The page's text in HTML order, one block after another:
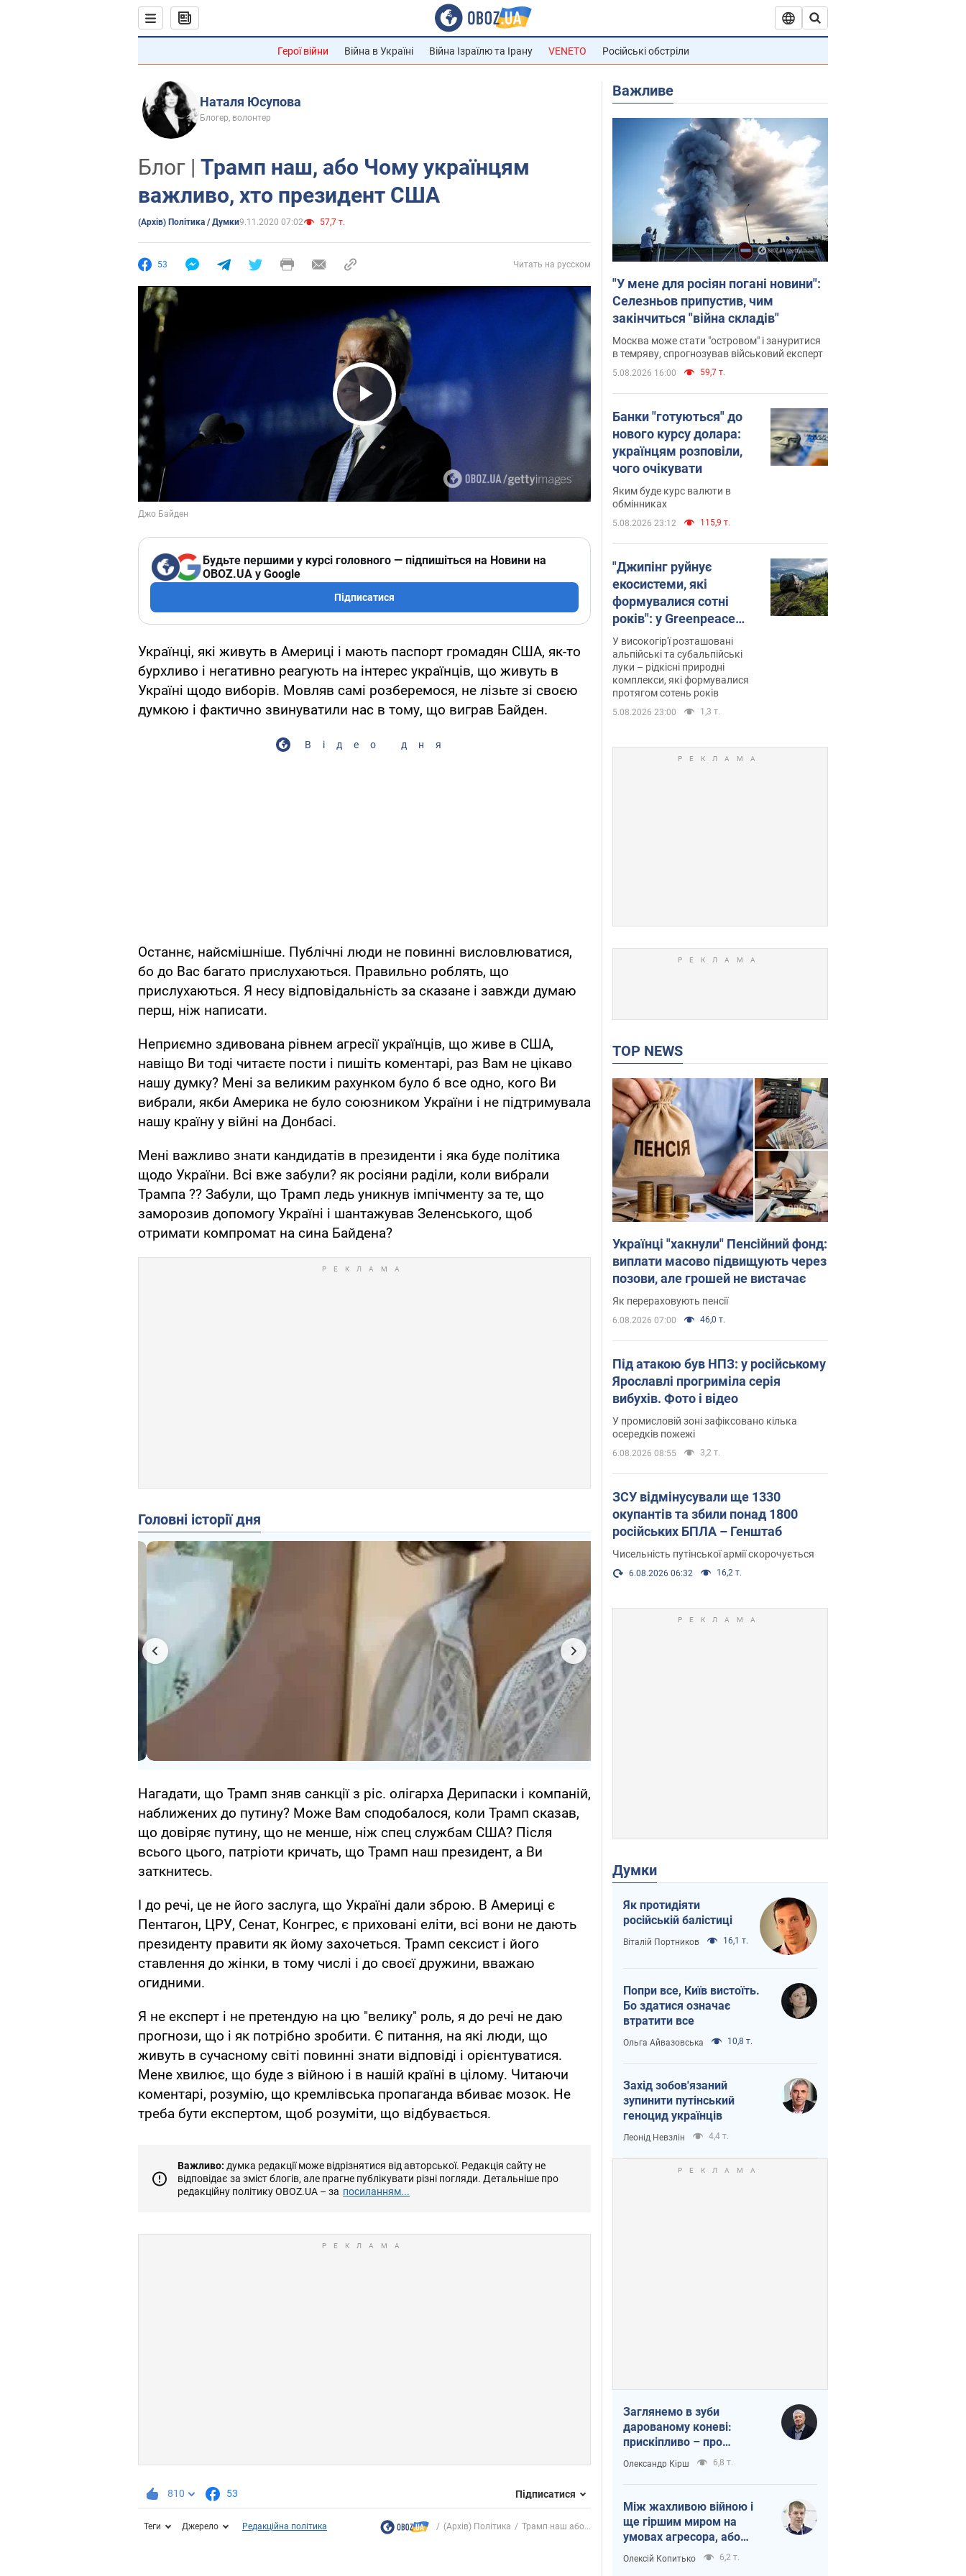
Герої війни Війна в Україні Війна Ізраїлю та Ірану VENETO Російські обстріли
Наталя Юсупова
Блогер, волонтер
Блог | Трамп наш, або Чому українцям
важливо, хто президент США
(Архів) Політика / Думки9.11.2020 07:02 57,7 т.
53 Читать на русском
Play Video
Будьте першими у курсі головного — підпишіться на Новини на
OBOZ.UA у Google
Підписатися
Українці, які живуть в Америці і мають паспорт громадян США, як-то
бурхливо і негативно реагують на інтерес українців, що живуть в
Україні щодо виборів. Мовляв самі розберемося, не лізьте зі своєю
думкою і фактично звинуватили нас в тому, що виграв Байден.
Відео дня
Останнє, найсмішніше. Публічні люди не повинні висловлюватися,
бо до Вас багато прислухаються. Правильно роблять, що
прислухаються. Я несу відповідальність за сказане і завжди думаю
перш, ніж написати.
Неприємно здивована рівнем агресії українців, що живе в США,
навіщо Ви тоді читаєте пости і пишіть коментарі, раз Вам не цікаво
нашу думку? Мені за великим рахунком було б все одно, кого Ви
вибрали, якби Америка не було союзником України і не підтримувала
нашу країну у війні на Донбасі.
Мені важливо знати кандидатів в президенти і яка буде політика
щодо України. Всі вже забули? як росіяни раділи, коли вибрали
Трампа ?? Забули, що Трамп ледь уникнув імпічменту за те, що
заморозив допомогу Україні і шантажував Зеленського, щоб
отримати компромат на сина Байдена?
Головні історії дня
Нагадати, що Трамп зняв санкції з ріс. олігарха Дерипаски і компаній,
наближених до путину? Може Вам сподобалося, коли Трамп сказав,
що довіряє путину, що не менше, ніж спец службам США? Після
всього цього, патріоти кричать, що Трамп наш президент, а Ви
заткнитесь.
І до речі, це не його заслуга, що Україні дали зброю. В Америці є
Пентагон, ЦРУ, Сенат, Конгрес, є приховані еліти, всі вони не дають
президенту правити як йому захочеться. Трамп сексист і його
ставлення до жінки, в тому числі і до своєї дружини, вважаю
огидними.
Я не експерт і не претендую на цю "велику" роль, я до речі не даю
прогнози, що і як потрібно зробити. Є питання, на які люди, що
живуть в сучасному світі повинні знати відповіді і орієнтуватися.
Мене хвилює, що буде з війною і в нашій країні в цілому. Читаючи
коментарі, розумію, що кремлівська пропаганда вбиває мозок. Не
треба бути експертом, щоб розуміти, що відбувається.
Важливо: думка редакції може відрізнятися від авторської. Редакція сайту не
відповідає за зміст блогів, але прагне публікувати різні погляди. Детальніше про
редакційну політику OBOZ.UA – за посиланням...
810 53 Підписатися
Теги Джерело Редакційна політика (Архів) Політика Трамп наш або...
Важливе
"У мене для росіян погані новини":
Селезньов припустив, чим
закінчиться "війна складів"
Москва може стати "островом" і зануритися
в темряву, спрогнозував військовий експерт
5.08.2026 16:00 59,7 т.
Банки "готуються" до
нового курсу долара:
українцям розповіли,
чого очікувати
Яким буде курс валюти в
обмінниках
5.08.2026 23:12 115,9 т.
"Джипінг руйнує
екосистеми, які
формувалися сотні
років": у Greenpeace
забили на сполох
У високогір'ї розташовані
альпійські та субальпійські
луки – рідкісні природні
комплекси, які формувалися
протягом сотень років
5.08.2026 23:00 1,3 т.
TOP NEWS
Українці "хакнули" Пенсійний фонд:
виплати масово підвищують через
позови, але грошей не вистачає
Як перераховують пенсії
6.08.2026 07:00 46,0 т.
Під атакою був НПЗ: у російському
Ярославлі прогриміла серія
вибухів. Фото і відео
У промисловій зоні зафіксовано кілька
осередків пожежі
6.08.2026 08:55 3,2 т.
ЗСУ відмінусували ще 1330
окупантів та збили понад 1800
російських БПЛА – Генштаб
Чисельність путінської армії скорочується
6.08.2026 06:32 16,2 т.
Думки
Як протидіяти
російській балістиці
Віталій Портников 16,1 т.
Попри все, Київ вистоїть.
Бо здатися означає
втратити все
Ольга Айвазовська 10,8 т.
Захід зобов'язаний
зупинити путінський
геноцид українців
Леонід Невзлін 4,4 т.
Заглянемо в зуби
дарованому коневі:
прискіпливо – про
допомогу Україні
Олександр Кірш 6,8 т.
Між жахливою війною і
ще гіршим миром на
умовах агресора, або
Безвихідність – теж
Олексій Копитько 6,2 т.